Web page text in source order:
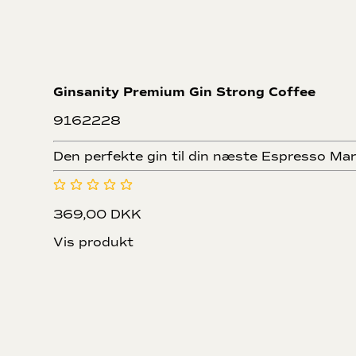
Ginsanity Premium Gin Strong Coffee
9162228
Den perfekte gin til din næste Espresso
369,00 DKK
Vis produkt